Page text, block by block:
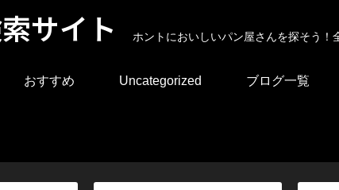
サイト ホントにおいしいパン屋さんを探そう
おすすめ Uncategorized ブログ一覧